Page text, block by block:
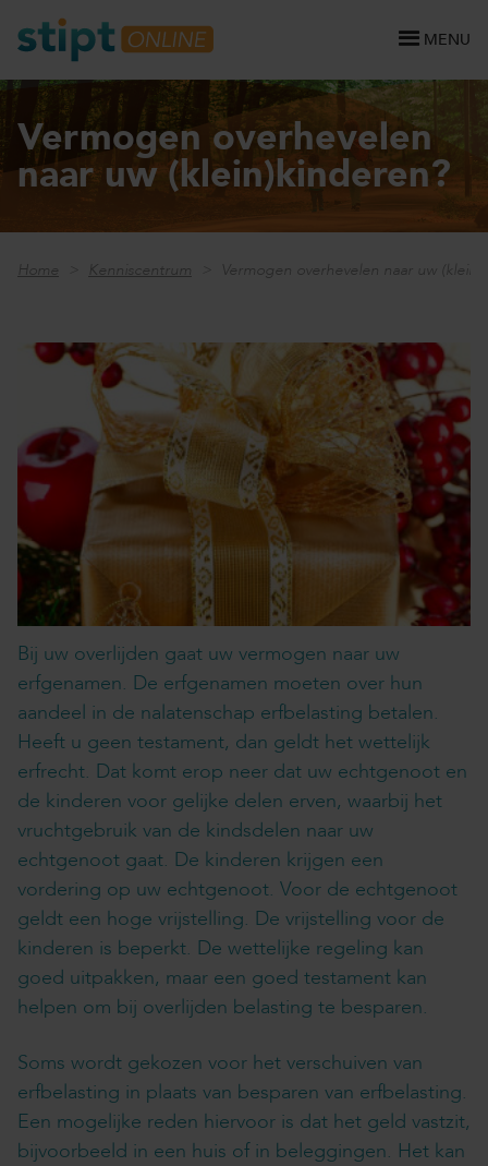
MENU
Vermogen overhevelen
naar uw (klein)kinderen?
Home Kenniscentrum Vermogen overhevelen naar uw
Bij uw overlijden gaat uw vermogen naar uw
erfgenamen. De erfgenamen moeten over hun
aandeel in de nalatenschap erfbelasting betalen.
Heeft u geen testament, dan geldt het wettelijk
erfrecht. Dat komt erop neer dat uw echtgenoot en
de kinderen voor gelijke delen erven, waarbij het
vruchtgebruik van de kindsdelen naar uw
echtgenoot gaat. De kinderen krijgen een
vordering op uw echtgenoot. Voor de echtgenoot
geldt een hoge vrijstelling. De vrijstelling voor de
kinderen is beperkt. De wettelijke regeling kan
goed uitpakken, maar een goed testament kan
helpen om bij overlijden belasting te besparen.
Soms wordt gekozen voor het verschuiven van
erfbelasting in plaats van besparen van erfbelasting.
Een mogelijke reden hiervoor is dat het geld vastzit,
bijvoorbeeld in een huis of in beleggingen. Het kan